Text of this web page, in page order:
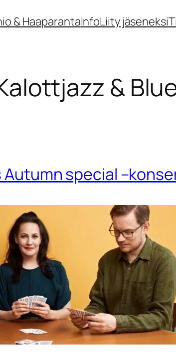
& HaaparantaInfoLiity jäseneksi
&
Autumn special